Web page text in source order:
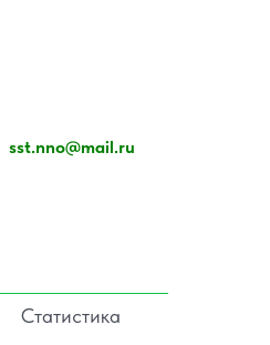
sst.nno@mail.ru
Статистика